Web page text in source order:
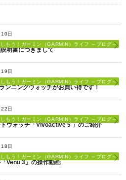
日
もう！ガーミン（GARMIN）ライフ ～ブログ～
明書につきまして
日
もう！ガーミン（GARMIN）ライフ ～ブログ～
ンニングウォッチがお買い得です！
日
もう！ガーミン（GARMIN）ライフ ～ブログ～
ウォッチ「Vivoactive 5 」のご紹介
日
もう！ガーミン（GARMIN）ライフ ～ブログ～
Venu 3」の操作動画